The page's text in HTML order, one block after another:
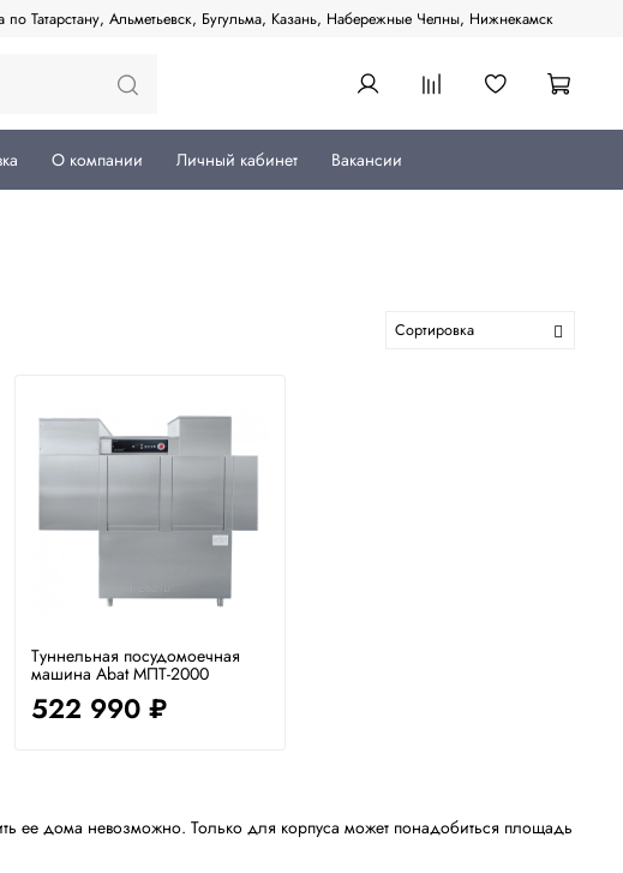
по Татарстану, Альметьевск, Бугульма, Казань, Набережные Челны, Нижнекамск
О компании Личный кабинет
Вакансии
Туннельная посудомоечная
машина Abat МПТ-2000
522 990 ₽
ее дома невозможно. Только для корпуса может понадобиться площадь